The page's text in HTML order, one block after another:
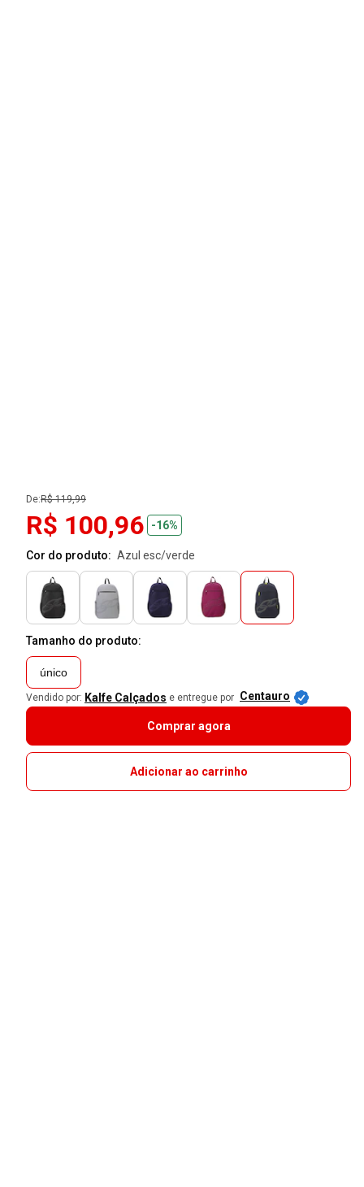
De:R$ 119,99
R$ 100,96 -16%
Cor do produto: azul esc/verde
Tamanho do produto:
único
Vendido por: Kalfe Calçados e entregue por Centauro
Comprar agora
Adicionar ao carrinho